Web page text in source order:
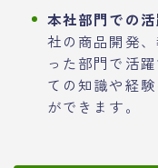
本社部門での
社の商品開発
った部門で活
ての知識や経
ができます。